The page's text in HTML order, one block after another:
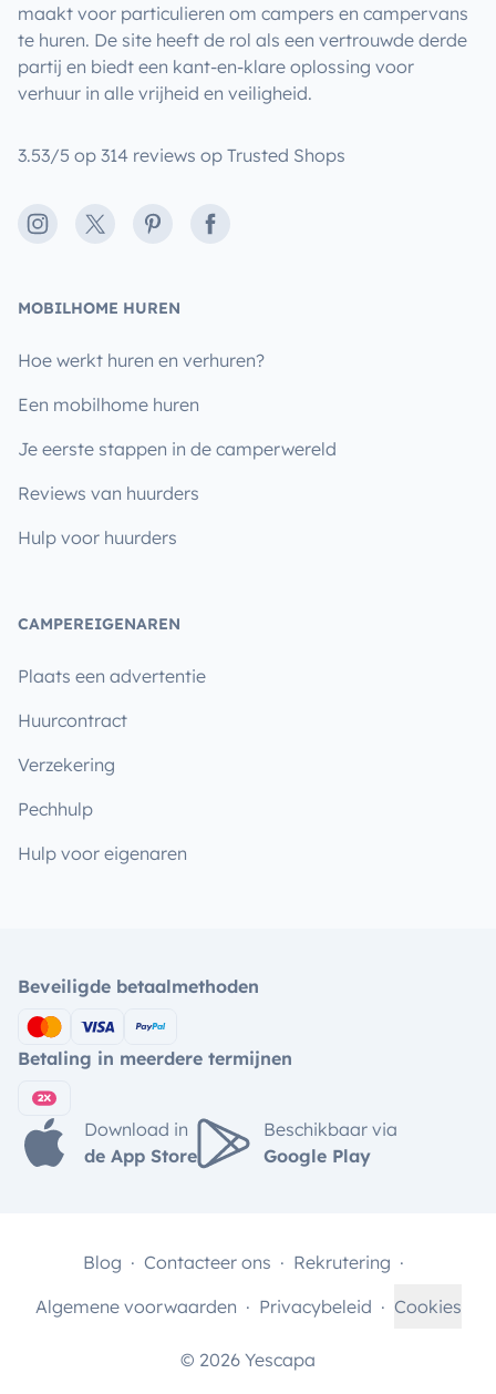
maakt voor particulieren om campers en campervans
te huren. De site heeft de rol als een vertrouwde derde
partij en biedt een kant-en-klare oplossing voor
verhuur in alle vrijheid en veiligheid.
3.53/5 op 314 reviews op Trusted Shops
Instagram
X PinterestFacebook
MOBILHOME HUREN
Hoe werkt huren en verhuren?
Een mobilhome huren
Je eerste stappen in de camperwereld
Reviews van huurders
Hulp voor huurders
CAMPEREIGENAREN
Plaats een advertentie
Huurcontract
Verzekering
Pechhulp
Hulp voor eigenaren
Beveiligde betaalmethoden
Betaling in meerdere termijnen
Download in
de App Store
Beschikbaar via
Google Play
© 2026 Yescapa
Blog Contacteer ons
Rekrutering
Algemene voorwaarden
Privacybeleid Cookies